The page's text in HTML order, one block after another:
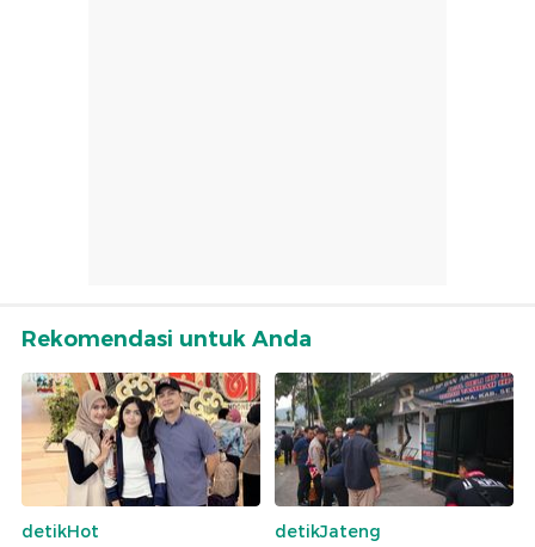
Rekomendasi untuk Anda
detikHot
detikJateng